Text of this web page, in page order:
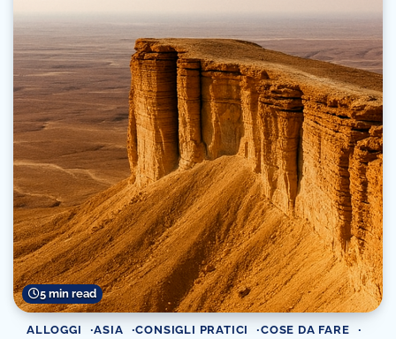
5 min read
ALLOGGI ASIA CONSIGLI PRATICI
COSE DA FARE